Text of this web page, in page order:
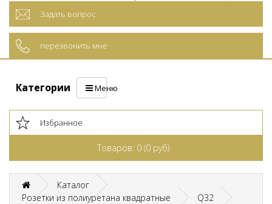
Задать вопрос
перезвонить мне
Категории Меню
Избранное
Товаров: 0 (0 руб)
Каталог
Розетки из полиуретана квадратные
Q32